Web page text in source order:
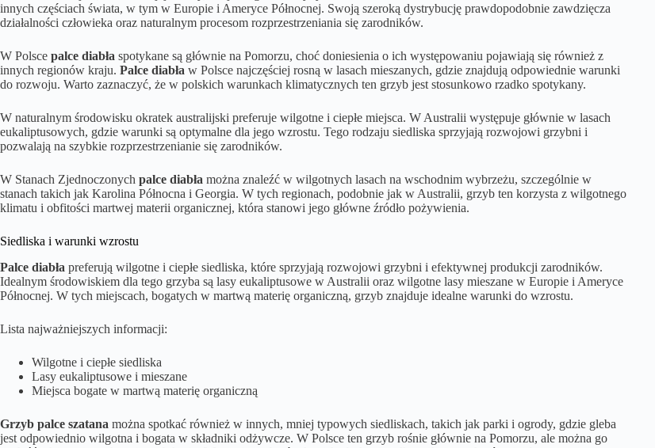
innych częściach świata, w tym w Europie i Ameryce Północnej. Swoją szeroką dystrybucję prawdopodobnie zawdzięcza
działalności człowieka oraz naturalnym procesom rozprzestrzeniania się zarodników.
W Polsce palce diabła spotykane są głównie na Pomorzu, choć doniesienia o ich występowaniu pojawiają się również z
innych regionów kraju. Palce diabła w Polsce najczęściej rosną w lasach mieszanych, gdzie znajdują odpowiednie warunki
do rozwoju. Warto zaznaczyć, że w polskich warunkach klimatycznych ten grzyb jest stosunkowo rzadko spotykany.
W naturalnym środowisku okratek australijski preferuje wilgotne i ciepłe miejsca. W Australii występuje głównie w lasach
eukaliptusowych, gdzie warunki są optymalne dla jego wzrostu. Tego rodzaju siedliska sprzyjają rozwojowi grzybni i
pozwalają na szybkie rozprzestrzenianie się zarodników.
W Stanach Zjednoczonych palce diabła można znaleźć w wilgotnych lasach na wschodnim wybrzeżu, szczególnie w
stanach takich jak Karolina Północna i Georgia. W tych regionach, podobnie jak w Australii, grzyb ten korzysta z wilgotnego
klimatu i obfitości martwej materii organicznej, która stanowi jego główne źródło pożywienia.
Siedliska i warunki wzrostu
Palce diabła preferują wilgotne i ciepłe siedliska, które sprzyjają rozwojowi grzybni i efektywnej produkcji zarodników.
Idealnym środowiskiem dla tego grzyba są lasy eukaliptusowe w Australii oraz wilgotne lasy mieszane w Europie i Ameryce
Północnej. W tych miejscach, bogatych w martwą materię organiczną, grzyb znajduje idealne warunki do wzrostu.
Lista najważniejszych informacji:
Wilgotne i ciepłe siedliska
Lasy eukaliptusowe i mieszane
Miejsca bogate w martwą materię organiczną
Grzyb palce szatana można spotkać również w innych, mniej typowych siedliskach, takich jak parki i ogrody, gdzie gleba
jest odpowiednio wilgotna i bogata w składniki odżywcze. W Polsce ten grzyb rośnie głównie na Pomorzu, ale można go